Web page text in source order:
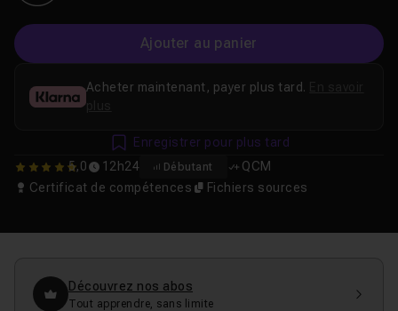
Ajouter au panier
5 5,0 12h24 Débutant
QCM
Certificat de compétences
Fichiers sources
Acheter maintenant, payer plus tard.
plus
Enregistrer pour plus tard
Découvrez nos abos
Tout apprendre, sans limite